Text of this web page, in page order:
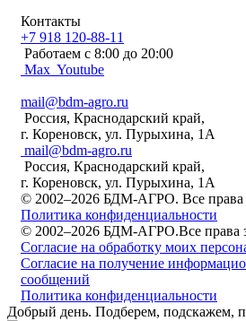
Контакты
+7 918 120-88-11
Работаем c 8:00 до 20:00
Max Youtube
mail@bdm-agro.ru
Россия, Краснодарский край,
г. Кореновск, ул. Пурыхина, 1А
mail@bdm-agro.ru
Россия, Краснодарский край,
г. Кореновск, ул. Пурыхина, 1А
© 2002–2026 БДМ-АГРО. Все
Политика конфиденциальности
© 2002–2026 БДМ-АГРО.Все права
Согласие на обработку моих
Согласие на получение
сообщений
Политика конфиденциальности
Добрый день. Подберем, подскажем,